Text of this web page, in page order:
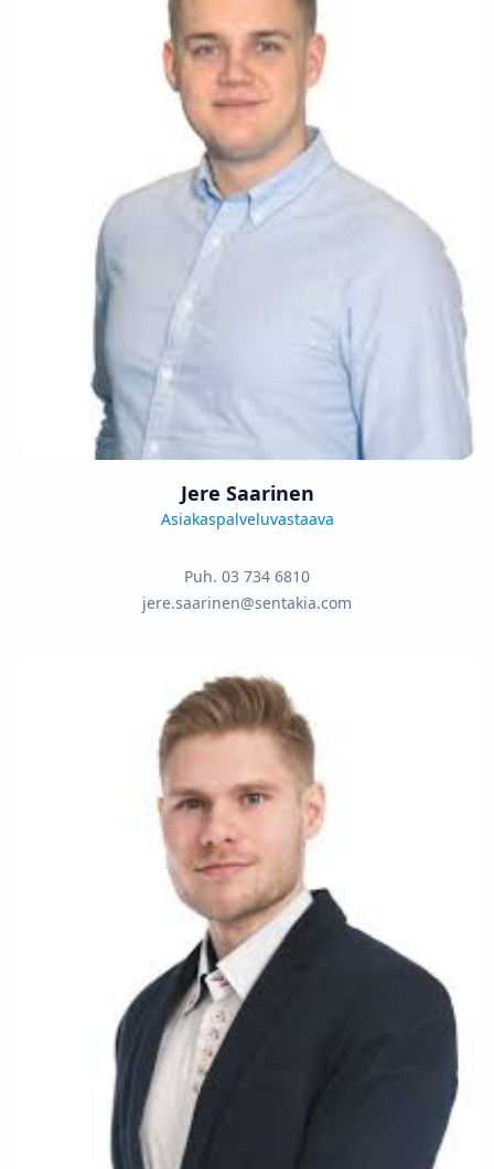
Jere Saarinen
Asiakaspalveluvastaava
Puh. 03 734 6810
jere.saarinen@sentakia.com